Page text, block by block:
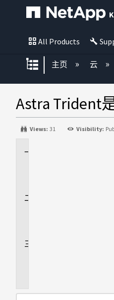
All Products
扩展/隐缩全
主页 云
Astra Trident
Views: 31 Visibility: